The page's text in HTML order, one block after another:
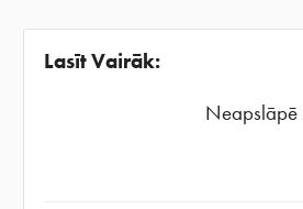
Lasīt Vairāk:
Neapslāpē